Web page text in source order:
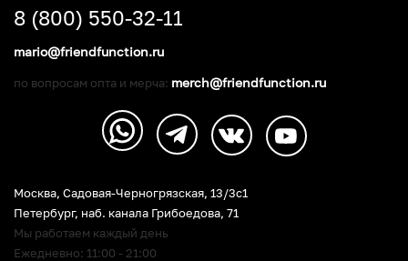
Москва, Садовая-Черногрязская, 13/3c1
Петербург, наб. канала Грибоедова, 71
Мы работаем каждый день
Ежедневно: 11:00 - 21:00
8 (800) 550-32-11
mario@friendfunction.ru
по вопросам опта и мерча: merch@friendfunction.ru